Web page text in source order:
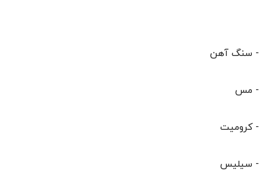
- سنگ آهن
- مس
- کرومیت
- سیلیس